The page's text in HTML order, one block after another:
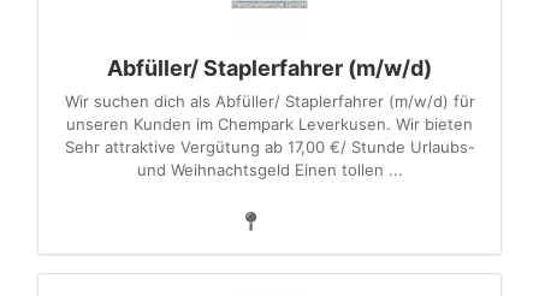
Abfüller/ Staplerfahrer (m/w/d)
Wir suchen dich als Abfüller/ Staplerfahrer (m/w/d) für
unseren Kunden im Chempark Leverkusen. Wir bieten
Sehr attraktive Vergütung ab 17,00 €/ Stunde Urlaubs-
und Weihnachtsgeld Einen tollen ...